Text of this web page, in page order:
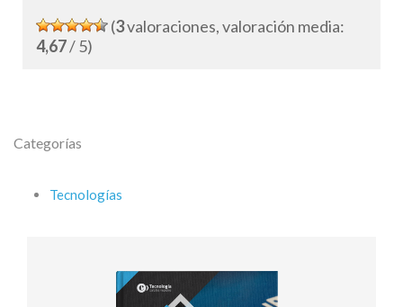
(3valoraciones, valoración media:
4,67/ 5)
Categorías
Tecnologías